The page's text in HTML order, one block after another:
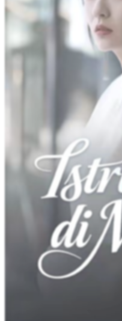
Diprediksi Jatuh, Tapi
Tokoh pria, Chu Yang, yang
keliru dipanggil oleh Su Daji
menggunakan artefak ajaib
Yang adalah jiwa yang
dunia modern, Chu Yang
dengan memanfaatkan
tokoh-tokoh sejarah. Ia
Agung dan memimpin
kehancuran. Untuk itu, Chu
Du Fu, dan berbagai
secara kebetulan ia
Kemudian, marah karena
rakyat jelata dan merekrut
sekutu kemenangan, ia
mengalahkan mereka. Hal
penguasa perkasa di mata